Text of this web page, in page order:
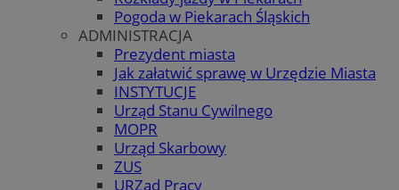
Pogoda w Piekarach Śląskich
ADMINISTRACJA
Prezydent miasta
Jak załatwić sprawę w Urzędzie Miasta
INSTYTUCJE
Urząd Stanu Cywilnego
MOPR
Urząd Skarbowy
ZUS
URZąd Pracy